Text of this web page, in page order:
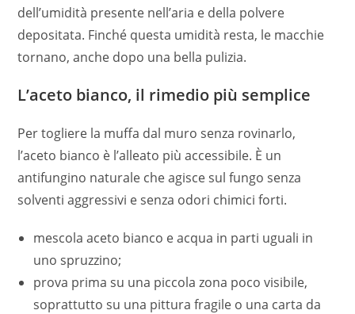
dell’umidità presente nell’aria e della polvere
depositata. Finché questa umidità resta, le macchie
tornano, anche dopo una bella pulizia.
L’aceto bianco, il rimedio più semplice
Per togliere la muffa dal muro senza rovinarlo,
l’aceto bianco è l’alleato più accessibile. È un
antifungino naturale che agisce sul fungo senza
solventi aggressivi e senza odori chimici forti.
mescola aceto bianco e acqua in parti uguali in
uno spruzzino;
prova prima su una piccola zona poco visibile,
soprattutto su una pittura fragile o una carta da